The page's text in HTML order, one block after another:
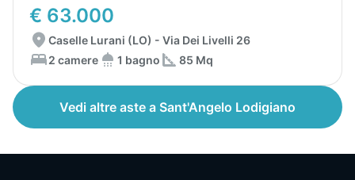
€ 63.000
Caselle Lurani (LO) - Via Dei Livelli 26
2 camere
1 bagno 85 Mq
Vedi altre aste a Sant'Angelo Lodigiano